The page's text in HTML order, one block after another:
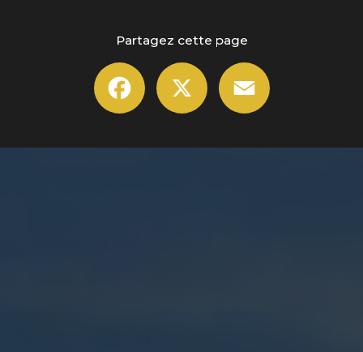
Partagez cette page
Facebook